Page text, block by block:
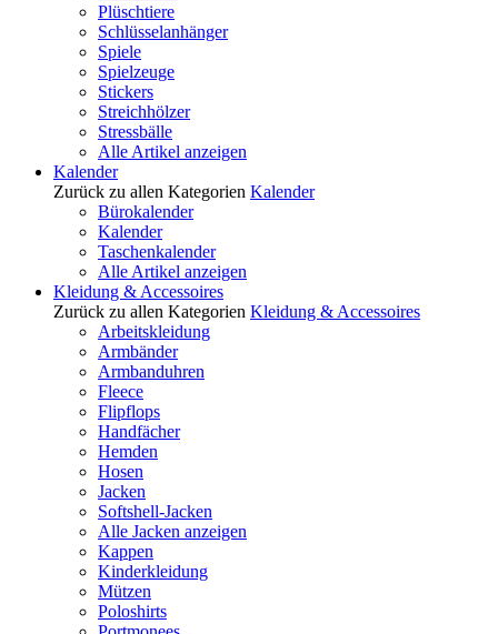
Plüschtiere
Schlüsselanhänger
Spiele
Spielzeuge
Stickers
Streichhölzer
Stressbälle
Alle Artikel anzeigen
Kalender
Zurück zu allen Kategorien Kalender
Bürokalender
Kalender
Taschenkalender
Alle Artikel anzeigen
Kleidung & Accessoires
Zurück zu allen Kategorien Kleidung & Accessoires
Arbeitskleidung
Armbänder
Armbanduhren
Fleece
Flipflops
Handfächer
Hemden
Hosen
Jacken
Softshell-Jacken
Alle Jacken anzeigen
Kappen
Kinderkleidung
Mützen
Poloshirts